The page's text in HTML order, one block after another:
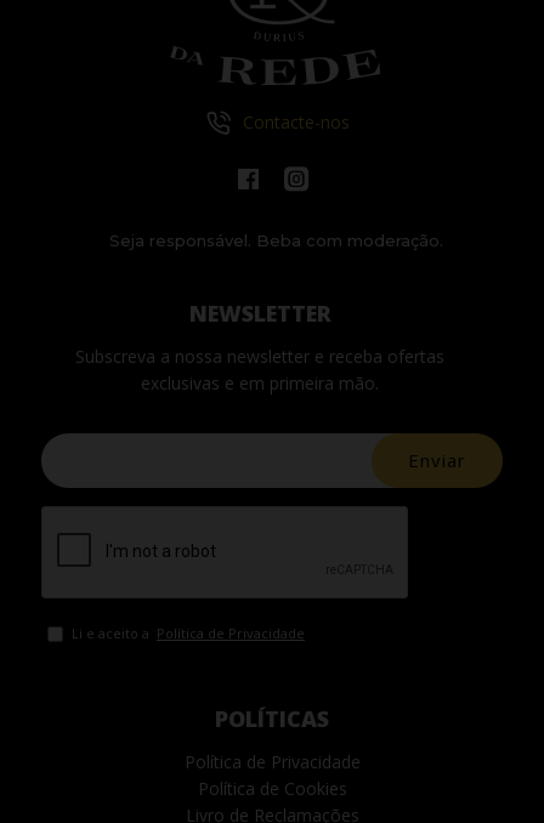
Contacte-nos
Seja responsável. Beba com moderação.
NEWSLETTER
Subscreva a nossa newsletter e receba ofertas
exclusivas e em primeira mão.
Enviar
Li e aceito a Política de Privacidade
POLÍTICAS
Política de Privacidade
Política de Cookies
Livro de Reclamações